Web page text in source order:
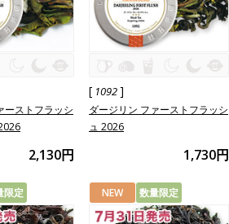
ーストフラッシ
2,130円
[ 1092]
ダージリン ファーストフラッシ
ュ 2026
1,730円
限定 NEW 数量限定